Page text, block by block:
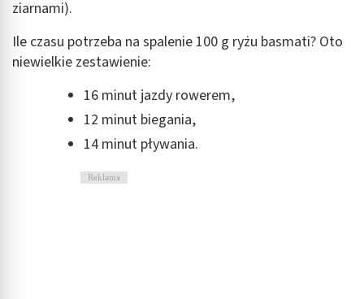
ziarnami).
Ile czasu potrzeba na spalenie 100 g ryżu basmati? Oto
niewielkie zestawienie:
16 minut jazdy rowerem,
12 minut biegania,
14 minut pływania.
Reklama
Identyfikowanie urządzeń na podstawie
Cele przetwarzania inne niż IAB:
Wydajność (Performance)
Reklama / śledzenie